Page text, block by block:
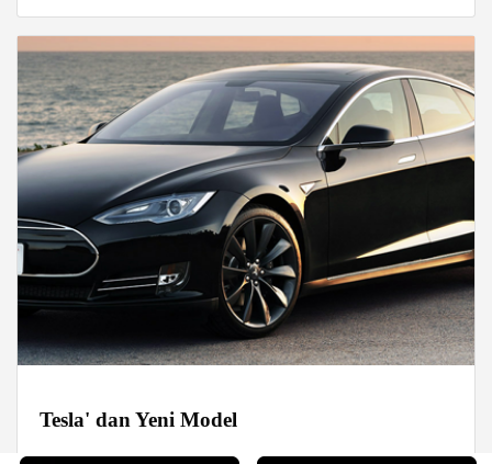
Tesla' dan Yeni Model
Haberler